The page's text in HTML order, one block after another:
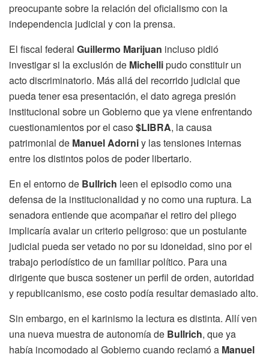
preocupante sobre la relación del oficialismo con la
independencia judicial y con la prensa.
El fiscal federal Guillermo Marijuan incluso pidió
investigar si la exclusión de Michellipudo constituir un
acto discriminatorio. Más allá del recorrido judicial que
pueda tener esa presentación, el dato agrega presión
institucional sobre un Gobierno que ya viene enfrentando
cuestionamientos por el caso$LIBRA, la causa
patrimonial de Manuel Adorniy las tensiones internas
entre los distintos polos de poder libertario.
En el entorno de Bullrich leen el episodio como una
defensa de la institucionalidad y no como una ruptura. La
senadora entiende que acompañar el retiro del pliego
implicaría avalar un criterio peligroso: que un postulante
judicial pueda ser vetado no por su idoneidad, sino por el
trabajo periodístico de un familiar político. Para una
dirigente que busca sostener un perfil de orden, autoridad
y republicanismo, ese costo podía resultar demasiado alto.
Sin embargo, en el karinismo la lectura es distinta. Allí ven
una nueva muestra de autonomía de Bullrich, que ya
había incomodado al Gobierno cuando reclamó a Manuel